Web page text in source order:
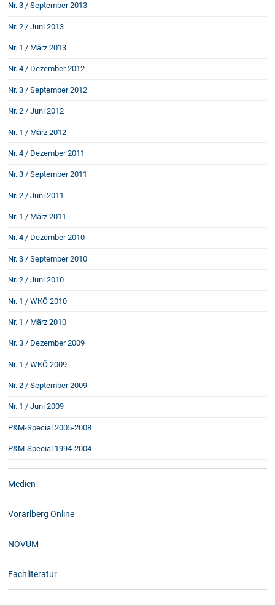
Nr. 3 / September 2013
Nr. 2 / Juni 2013
Nr. 1 / März 2013
Nr. 4 / Dezember 2012
Nr. 3 / September 2012
Nr. 2 / Juni 2012
Nr. 1 / März 2012
Nr. 4 / Dezember 2011
Nr. 3 / September 2011
Nr. 2 / Juni 2011
Nr. 1 / März 2011
Nr. 4 / Dezember 2010
Nr. 3 / September 2010
Nr. 2 / Juni 2010
Nr. 1 / WKÖ 2010
Nr. 1 / März 2010
Nr. 3 / Dezember 2009
Nr. 1 / WKÖ 2009
Nr. 2 / September 2009
Nr. 1 / Juni 2009
P&M-Special 2005-2008
P&M-Special 1994-2004
Medien
Vorarlberg Online
NOVUM
Fachliteratur